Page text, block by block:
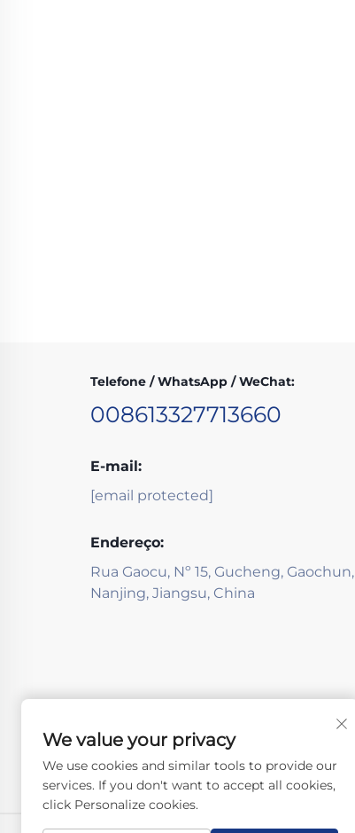
Telefone / WhatsApp / WeChat:
008613327713660
E-mail:
[email protected]
Endereço:
Rua Gaocu, Nº 15, Gucheng, Gaochun,
Nanjing, Jiangsu, China
We value your privacy
We use cookies and similar tools to provide our
services. If you don't want to accept all cookies,
click Personalize cookies.